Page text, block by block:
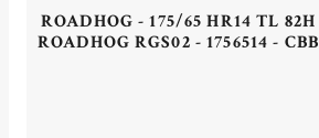
ROADHOG - 175/65 HR14 TL 82H
ROADHOG RGS02 - 1756514 - CBB